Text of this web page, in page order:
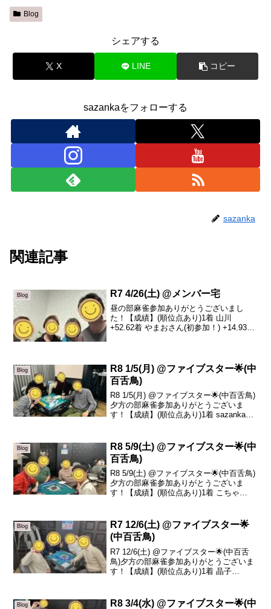
Blog
シェアする
X LINE コピー
sazankaをフォローする
sazanka
関連記事
Blog R7 4/26(土) @メンバー宅
昼の部麻雀参加ありがとうございまし
た！【成績】(順位点あり)1着 山川
+52.62着 やまおさん(初参加！) +14.93着
Blog
R8 1/5(月) @ファイブスター🌟(中
百舌鳥)
R8 1/5(月) @ファイブスター🌟(中百舌鳥)
夕方の部麻雀参加ありがとうございま
す！【成績】(順位点あり)1着 sazanka
saza...
Blog
R8 5/9(土) @ファイブスター🌟(中
百舌鳥)
R8 5/9(土) @ファイブスター🌟(中百舌鳥)
夕方の部麻雀参加ありがとうございま
す！【成績】(順位点あり)1着 こちゃ
はこちゃさ...
Blog
R7 12/6(土) @ファイブスター🌟
(中百舌鳥)
R7 12/6(土) @ファイブスター🌟(中百舌
鳥)夕方の部麻雀参加ありがとうございま
す！【成績】(順位点あり)1着 晶子
プは晶子さんで...
Blog
R8 3/4(水) @ファイブスター🌟(中